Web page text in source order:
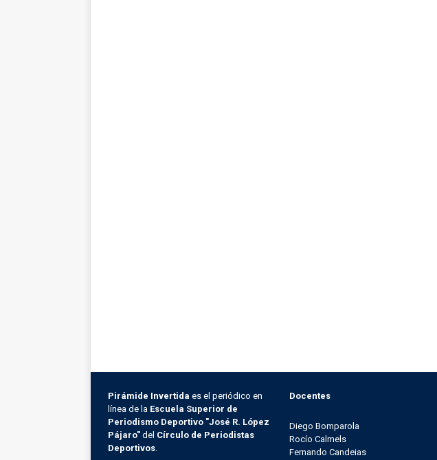
Pirámide Invertida es el periódico en
línea de la Escuela Superior de
Periodismo Deportivo "José R. López
Pájaro" del Círculo de Periodistas
Deportivos
Docentes
Diego Bomparola
Rocío Calmels
Fernando Candeias